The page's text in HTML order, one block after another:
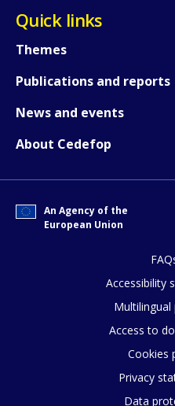
Quick links
Themes
Publications and reports
News and events
About Cedefop
An Agency of the
European Union
Accessibility
Multilingual
Access to
Cookies
Privacy
Data